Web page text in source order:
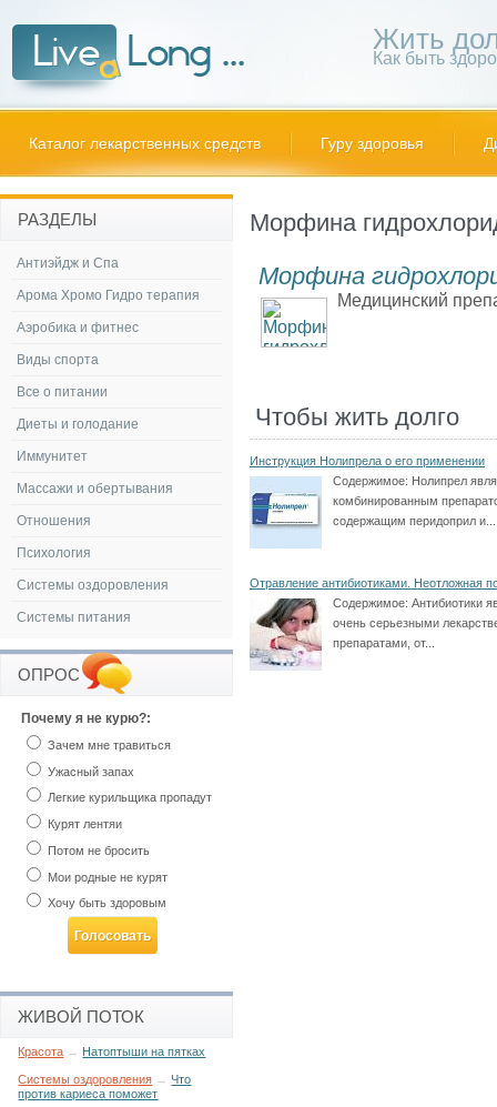
Жить
Как быть
Каталог лекарственных средств Гуру здоровья
Морфина
Морфина
Медицинский
Чтобы жить долго
Инструкция Нолипрела о его применении
Содержимое: Нолипрел
комбинированным
содержащим перидоприл и...
Отравление антибиотиками. Неотложная
Содержимое: Антибиотики
очень серьезными
препаратами, от...
РАЗДЕЛЫ
Антиэйдж и Спа
Арома Хромо Гидро терапия
Аэробика и фитнес
Виды спорта
Все о питании
Диеты и голодание
Иммунитет
Массажи и обертывания
Отношения
Психология
Системы оздоровления
Системы питания
ОПРОС
Почему я не курю?:
Зачем мне травиться
Ужасный запах
Легкие курильщика пропадут
Курят лентяи
Потом не бросить
Мои родные не курят
Хочу быть здоровым
ЖИВОЙ ПОТОК
Красота → Натоптыши на пятках
Системы оздоровления →Что
против кариеса поможет